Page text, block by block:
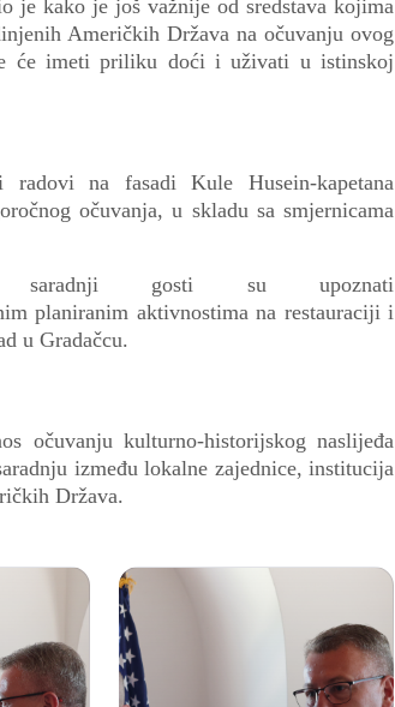
je kako je još važnije od sredstava kojima
Američkih Država na očuvanju ovog
će imeti priliku doći i uživati u istinskoj
radovi na fasadi Kule Husein-kapetana
očuvanja, u skladu sa smjernicama
saradnji gosti su upoznati
planiranim aktivnostima na restauraciji i
u Gradačcu.
očuvanju kulturno-historijskog naslijeđa
između lokalne zajednice, institucija
Država.